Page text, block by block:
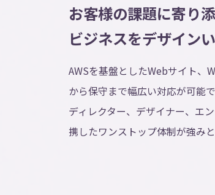
お客様の課題に寄り
ビジネスをデザインい
AWSを基盤としたWebサイト、
から保守まで幅広い対応が可能で
ディレクター、デザイナー、エ
携したワンストップ体制が強みと